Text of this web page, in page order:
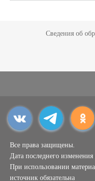
Сведения об
Все права защищены.
Дата последнего
При использовании
источник обязательна